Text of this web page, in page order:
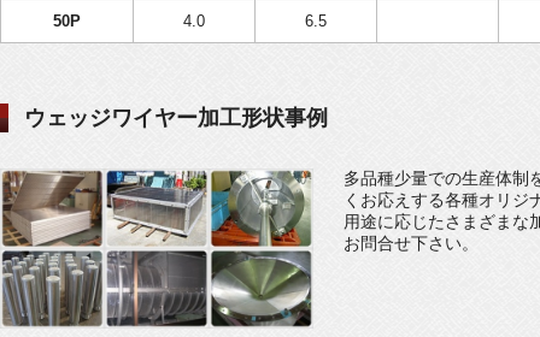
50P 4.0 6.5
ウェッジワイヤー加工形状事例
多品種少量での生産体制
くお応えする各種オリジ
用途に応じたさまざまな
お問合せ下さい。